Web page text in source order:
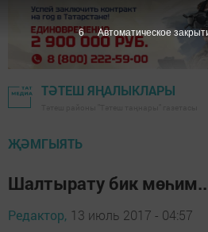
ТӘТЕШ ЯҢАЛЫКЛАРЫ
ҖӘМГЫЯТЬ
Шалтырату бик
Редактор, 13 июль 2017 - 04:57
5 Автоматическое